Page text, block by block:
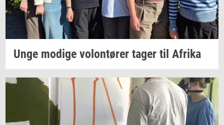
Unge mo­di­ge vo­lontø­rer tager til Afri­ka